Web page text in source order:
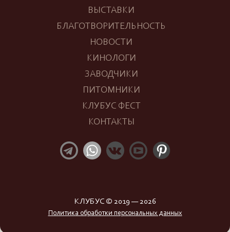
ВЫСТАВКИ
БЛАГОТВОРИТЕЛЬНОСТЬ
НОВОСТИ
КИНОЛОГИ
ЗАВОДЧИКИ
ПИТОМНИКИ
КЛУБУС ФЕСТ
КОНТАКТЫ
КЛУБУС © 2019 — 2026
Политика обработки персональных данных